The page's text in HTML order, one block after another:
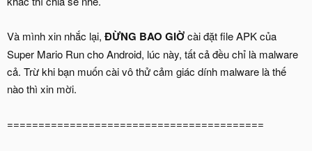
Và mình xin nhắc lại, ĐỪNG BAO GIỜcài đặt file APK của
Super Mario Run cho Android, lúc này, tất cả đều chỉ là malware
cả. Trừ khi bạn muốn cài vô thử cảm giác dính malware là thế
nào thì xin mời.
=========================================